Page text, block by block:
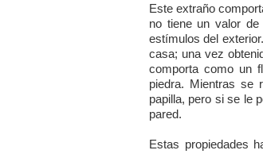
Este extraño
no tiene un valor
estímulos del
casa; una vez
comporta como un
piedra. Mientras se
papilla, pero si se le
pared.
Estas propiedades